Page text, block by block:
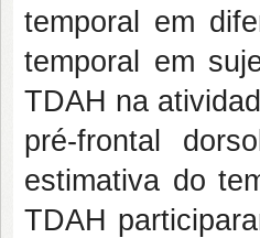
temporal em
temporal em
TDAH na
pré-frontal
estimativa do
TDAH